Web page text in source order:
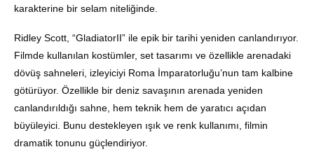
karakterine bir selam niteliğinde.
Ridley Scott, “GladiatorII” ile epik bir tarihi yeniden canlandırıyor.
Filmde kullanılan kostümler, set tasarımı ve özellikle arenadaki
dövüş sahneleri, izleyiciyi Roma İmparatorluğu’nun tam kalbine
götürüyor. Özellikle bir deniz savaşının arenada yeniden
canlandırıldığı sahne, hem teknik hem de yaratıcı açıdan
büyüleyici. Bunu destekleyen ışık ve renk kullanımı, filmin
dramatik tonunu güçlendiriyor.